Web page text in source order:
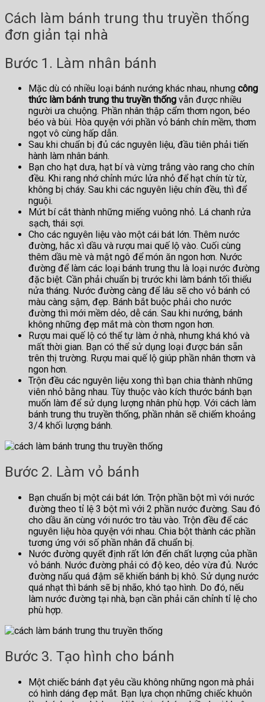
Cách làm bánh trung thu truyền thống
đơn giản tại nhà
Bước 1. Làm nhân bánh
Mặc dù có nhiều loại bánh nướng khác nhau, nhưng công
thức làm bánh trung thu truyền thống vẫn được nhiều
người ưa chuộng. Phần nhân thập cẩm thơm ngon, béo
béo và bùi. Hòa quyện với phần vỏ bánh chín mềm, thơm
ngọt vô cùng hấp dẫn.
Sau khi chuẩn bị đủ các nguyên liệu, đầu tiên phải tiến
hành làm nhân bánh.
Bạn cho hạt dưa, hạt bí và vừng trắng vào rang cho chín
đều. Khi rang nhớ chỉnh mức lửa nhỏ để hạt chín từ từ,
không bị cháy. Sau khi các nguyên liệu chín đều, thì để
nguội.
Mứt bí cắt thành những miếng vuông nhỏ. Lá chanh rửa
sạch, thái sợi.
Cho các nguyên liệu vào một cái bát lớn. Thêm nước
đường, hắc xì dầu và rượu mai quế lộ vào. Cuối cùng
thêm dầu mè và mật ngô để món ăn ngon hơn. Nước
đường để làm các loại bánh trung thu là loại nước đường
đặc biệt. Cần phải chuẩn bị trước khi làm bánh tối thiểu
nửa tháng. Nước đường càng để lâu sẽ cho vỏ bánh có
màu càng sậm, đẹp. Bánh bắt buộc phải cho nước
đường thì mới mềm dẻo, dễ cán. Sau khi nướng, bánh
không những đẹp mắt mà còn thơm ngon hơn.
Rượu mai quế lộ có thể tự làm ở nhà, nhưng khá khó và
mất thời gian. Bạn có thể sử dụng loại được bán sẵn
trên thị trường. Rượu mai quế lộ giúp phần nhân thơm và
ngon hơn.
Trộn đều các nguyên liệu xong thì bạn chia thành những
viên nhỏ bằng nhau. Tùy thuộc vào kích thước bánh bạn
muốn làm để sử dụng lượng nhân phù hợp. Với cách làm
bánh trung thu truyền thống, phần nhân sẽ chiếm khoảng
3/4 khối lượng bánh.
Bước 2. Làm vỏ bánh
Bạn chuẩn bị một cái bát lớn. Trộn phần bột mì với nước
đường theo tỉ lệ 3 bột mì với 2 phần nước đường. Sau đó
cho dầu ăn cùng với nước tro tàu vào. Trộn đều để các
nguyên liệu hòa quyện với nhau. Chia bột thành các phần
tương ứng với số phần nhân đã chuẩn bị.
Nước đường quyết định rất lớn đến chất lượng của phần
vỏ bánh. Nước đường phải có độ keo, dẻo vừa đủ. Nước
đường nấu quá đậm sẽ khiến bánh bị khô. Sử dụng nước
quá nhạt thì bánh sẽ bị nhão, khó tạo hình. Do đó, nếu
làm nước đường tại nhà, bạn cần phải căn chỉnh tỉ lệ cho
phù hợp.
Bước 3. Tạo hình cho bánh
Một chiếc bánh đạt yêu cầu không những ngon mà phải
có hình dáng đẹp mắt. Bạn lựa chọn những chiếc khuôn